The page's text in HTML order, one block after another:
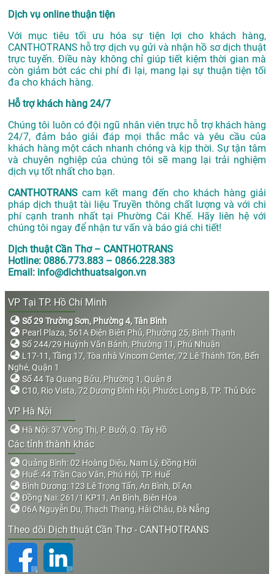
Dịch vụ online thuận tiện
Với mục tiêu tối ưu hóa sự tiện lợi cho khách hàng,
CANTHOTRANS hỗ trợ dịch vụ gửi và nhận hồ sơ dịch thuật
trực tuyến. Điều này không chỉ giúp tiết kiệm thời gian mà
còn giảm bớt các chi phí đi lại, mang lại sự thuận tiện tối
đa cho khách hàng.
Hỗ trợ khách hàng 24/7
Chúng tôi luôn có đội ngũ nhân viên trực hỗ trợ khách hàng
24/7, đảm bảo giải đáp mọi thắc mắc và yêu cầu của
khách hàng một cách nhanh chóng và kịp thời. Sự tận tâm
và chuyên nghiệp của chúng tôi sẽ mang lại trải nghiệm
dịch vụ tốt nhất cho bạn.
CANTHOTRANS cam kết mang đến cho khách hàng giải
pháp dịch thuật tài liệu Truyền thông chất lượng và với chi
phí cạnh tranh nhất tại Phường Cái Khế. Hãy liên hệ với
chúng tôi ngay để nhận tư vấn và báo giá chi tiết!
Dịch thuật Cần Thơ – CANTHOTRANS
Hotline: 0886.773.883 – 0866.228.383
Email: info@dichthuatsaigon.vn
VP Tại TP. Hồ Chí Minh
Số 29 Trường Sơn, Phường 4, Tân Bình
Pearl Plaza, 561A Điện Biên Phủ, Phường 25, Bình Thạnh
Số 244/29 Huỳnh Văn Bánh, Phường 11, Phú Nhuận
L17-11, Tầng 17, Tòa nhà Vincom Center, 72 Lê Thánh Tôn, Bến
Nghé, Quận 1
Số 44 Tạ Quang Bửu, Phường 1, Quận 8
C10, Rio Vista, 72 Dương Đình Hội, Phước Long B, TP. Thủ Đức
VP Hà Nội
Hà Nội: 37 Võng Thị, P. Bưởi, Q. Tây Hồ
Các tỉnh thành khác
Quảng Bình: 02 Hoàng Diệu, Nam Lý, Đồng Hới
Huế: 44 Trần Cao Vân, Phú Hội, TP. Huế
Bình Dương: 123 Lê Trọng Tấn, An Bình, Dĩ An
Đồng Nai: 261/1 KP11, An Bình, Biên Hòa
06A Nguyễn Du, Thạch Thang, Hải Châu, Đà Nẵng
Theo dõi Dịch thuật Cần Thơ - CANTHOTRANS